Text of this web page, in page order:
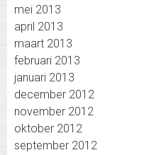
mei 2013
april 2013
maart 2013
februari 2013
januari 2013
december 2012
november 2012
oktober 2012
september 2012